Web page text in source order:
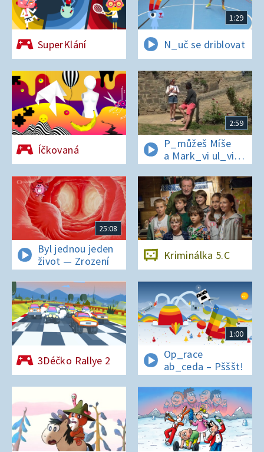
SuperKlání
1:29
N_uč se driblovat
Íčkovaná
2:59
P_můžeš Míše
a Mark_vi ul_vit
hesl_ na zámku
v Nelahezevsi?
25:08
Byl jednou jeden
život — Zrození
Kriminálka 5.C
3Déčko Rallye 2
1:00
Op_race
ab_ceda – Pšššt!